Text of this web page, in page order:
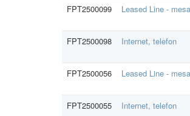
FPT2500099 Leased Line -
FPT2500098 Internet, telefon
FPT2500056 Leased Line -
FPT2500055 Internet, telefon